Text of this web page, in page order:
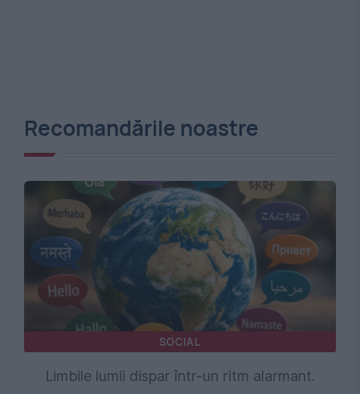
Recomandările noastre
SOCIAL
Limbile lumii dispar într-un ritm alarmant.